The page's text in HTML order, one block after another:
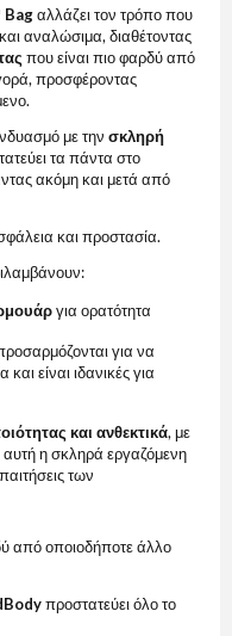
αλλάζει τον τρόπο που
αναλώσιμα, διαθέτοντας
που είναι πιο φαρδύ από
προσφέροντας
με την σκληρή
τα πάντα στο
ακόμη και μετά από
και προστασία.
για ορατότητα
για να
είναι ιδανικές για
και ανθεκτικά, με
αυτή η σκληρά εργαζόμενη
των
από οποιοδήποτε άλλο
προστατεύει όλο το